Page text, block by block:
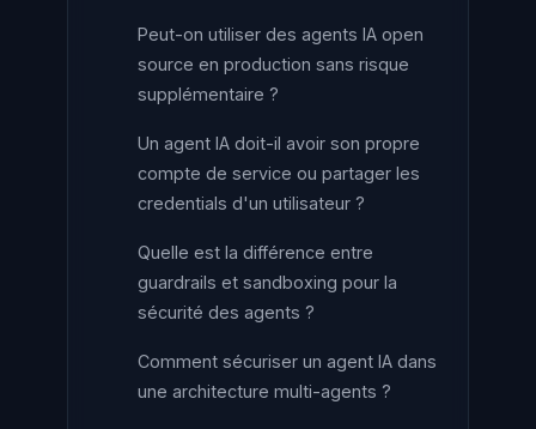
Peut-on utiliser des agents IA open
source en production sans risque
supplémentaire ?
Un agent IA doit-il avoir son propre
compte de service ou partager les
credentials d'un utilisateur ?
Quelle est la différence entre
guardrails et sandboxing pour la
sécurité des agents ?
Comment sécuriser un agent IA dans
une architecture multi-agents ?